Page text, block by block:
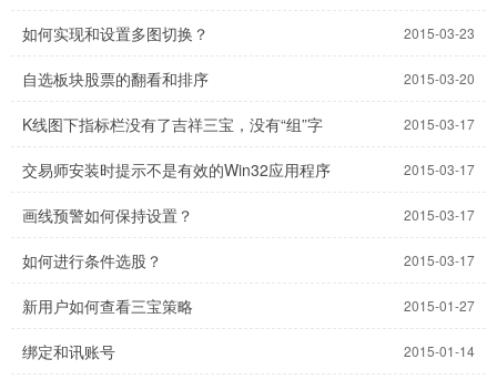
如何实现和设置多图切换？ 2015-03-23
自选板块股票的翻看和排序 2015-03-20
K线图下指标栏没有了吉祥三宝，没有“组”字 2015-03-17
交易师安装时提示不是有效的Win32应用程序 2015-03-17
画线预警如何保持设置？ 2015-03-17
如何进行条件选股？ 2015-03-17
新用户如何查看三宝策略 2015-01-27
绑定和讯账号 2015-01-14